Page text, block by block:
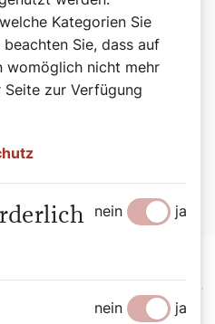
abgekühlt
das Keksebacken in meiner
noch Tradition.
Kategorien Sie
Sie, dass auf
womöglich nicht mehr
zur Verfügung
nein ja
nein ja